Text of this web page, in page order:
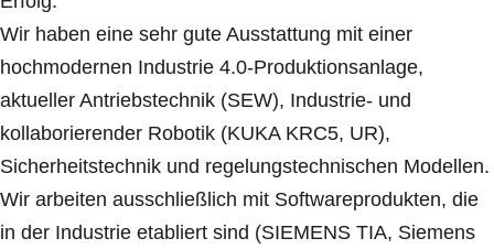
Wir haben eine sehr gute Ausstattung mit einer
hochmodernen Industrie 4.0-Produktionsanlage,
aktueller Antriebstechnik (SEW), Industrie- und
kollaborierender Robotik (KUKA KRC5, UR),
Sicherheitstechnik und regelungstechnischen Modellen.
Wir arbeiten ausschließlich mit Softwareprodukten, die
in der Industrie etabliert sind (SIEMENS TIA, Siemens